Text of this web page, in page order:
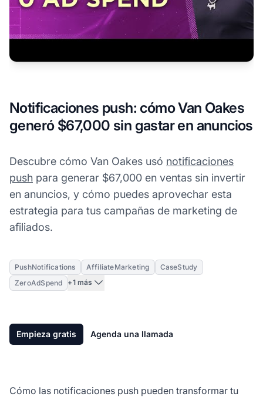
Notificaciones push: cómo Van Oakes
generó $67,000 sin gastar en anuncios
Descubre cómo Van Oakes usó notificaciones
push para generar $67,000 en ventas sin invertir
en anuncios, y cómo puedes aprovechar esta
estrategia para tus campañas de marketing de
afiliados.
PushNotifications AffiliateMarketing
CaseStudy
ZeroAdSpend
+1 más
Empieza gratis Agenda una llamada
Cómo las notificaciones push pueden transformar tu